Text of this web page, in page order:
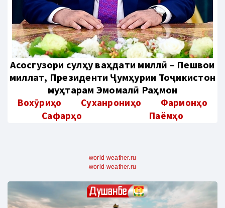
Aсосгузори сулҳу ваҳдати миллӣ – Пешвои
миллат, Президенти Ҷумҳурии Тоҷикистон
муҳтарам Эмомалӣ Раҳмон
Вохӯриҳо Суханрониҳо
Фармонҳо
Сафарҳо
Паёмҳо
world-weather.ru
world-weather.ru